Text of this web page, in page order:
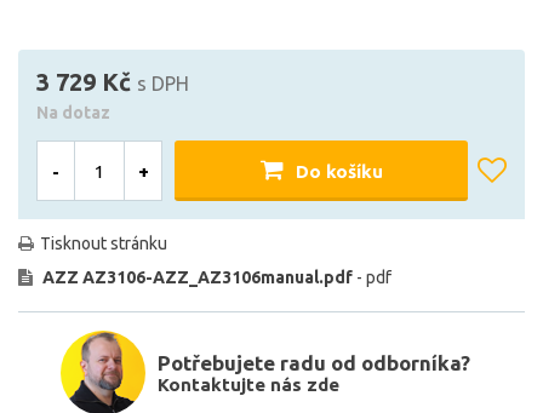
3 729 Kč s DPH
Na dotaz
- + Do košíku
Tisknout stránku
AZZ AZ3106-AZZ_AZ3106manual.pdf - pdf
Potřebujete radu od odborníka?
Kontaktujte nás zde